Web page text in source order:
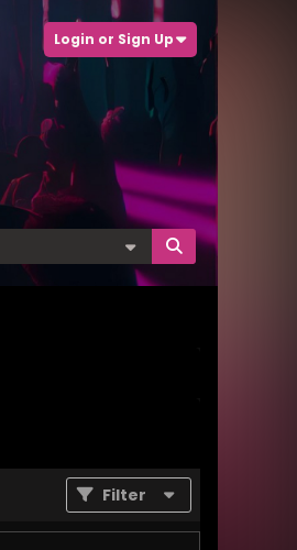
Login or Sign Up
Filter